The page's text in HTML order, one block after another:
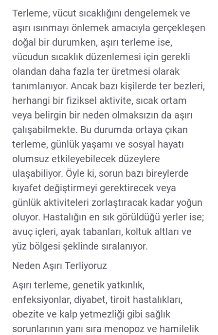
Terleme, vücut sıcaklığını dengelemek ve
aşırı ısınmayı önlemek amacıyla gerçekleşen
doğal bir durumken, aşırı terleme ise,
vücudun sıcaklık düzenlemesi için gerekli
olandan daha fazla ter üretmesi olarak
tanımlanıyor. Ancak bazı kişilerde ter bezleri,
herhangi bir fiziksel aktivite, sıcak ortam
veya belirgin bir neden olmaksızın da aşırı
çalışabilmekte. Bu durumda ortaya çıkan
terleme, günlük yaşamı ve sosyal hayatı
olumsuz etkileyebilecek düzeylere
ulaşabiliyor. Öyle ki, sorun bazı bireylerde
kıyafet değiştirmeyi gerektirecek veya
günlük aktiviteleri zorlaştıracak kadar yoğun
oluyor. Hastalığın en sık görüldüğü yerler ise;
avuç içleri, ayak tabanları, koltuk altları ve
yüz bölgesi şeklinde sıralanıyor.
Neden Aşırı Terliyoruz
Aşırı terleme, genetik yatkınlık,
enfeksiyonlar, diyabet, tiroit hastalıkları,
obezite ve kalp yetmezliği gibi sağlık
sorunlarının yanı sıra menopoz ve hamilelik